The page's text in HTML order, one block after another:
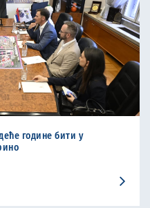
године бити у